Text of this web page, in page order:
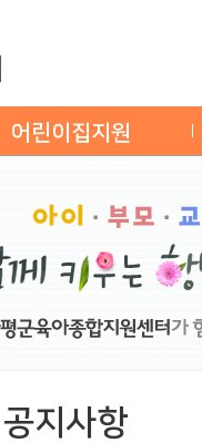
어린이집지원
공지사항